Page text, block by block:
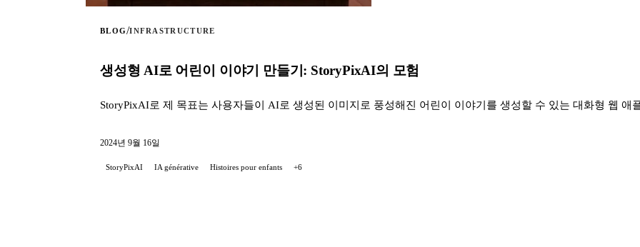
BLOG/INFRASTRUCTURE
생성형 AI로 어린이 이야기 만들기: StoryPixAI의 모험
StoryPixAI로 제 목표는 사용자들이 AI로 생성된 이미지로 풍성해진 어린이 이야기를 생성할 수 있는 대화형 웹 애
2024년 9월 16일
StoryPixAI IA générative Histoires pour enfants +6